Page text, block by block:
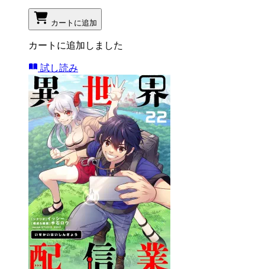
カートに追加
カートに追加しました
試し読み